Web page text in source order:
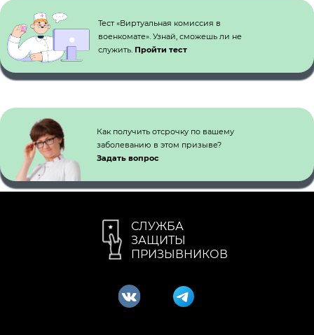
Тест «Виртуальная комиссия в
военкомате». Узнай, сможешь ли не
служить. Пройти тест
Как получить отсрочку по вашему
заболеванию в этом призыве?
Задать вопрос
СЛУЖБА
ЗАЩИТЫ
ПРИЗЫВНИКОВ